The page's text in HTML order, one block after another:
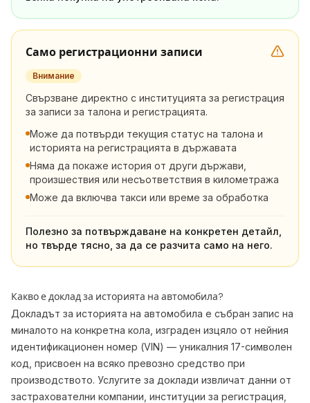
Само регистрационни записи
Внимание
Свързване директно с институцията за регистрация
за записи за талона и регистрацията.
Може да потвърди текущия статус на талона и
историята на регистрацията в държавата
Няма да покаже история от други държави,
произшествия или несъответствия в километража
Може да включва такси или време за обработка
Полезно за потвърждаване на конкретен детайл,
но твърде тясно, за да се разчита само на него.
Какво е доклад за историята на автомобила?
Докладът за историята на автомобила е събран запис на
миналото на конкретна кола, изграден изцяло от нейния
идентификационен номер (VIN) — уникалния 17-символен
код, присвоен на всяко превозно средство при
производството. Услугите за доклади извличат данни от
застрахователни компании, институции за регистрация,